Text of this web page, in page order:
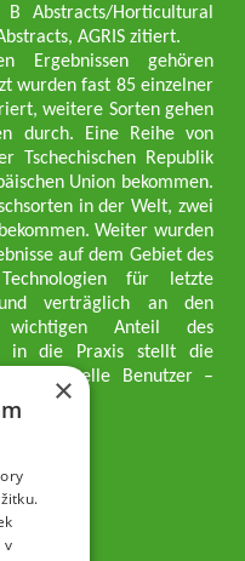
Abstracts/Horticultural
AGRIS zitiert.
Ergebnissen gehören
wurden fast 85 einzelner
weitere Sorten gehen
durch. Eine Reihe von
Tschechischen Republik
Union bekommen.
in der Welt, zwei
Weiter wurden
auf dem Gebiet des
für letzte
verträglich an den
wichtigen Anteil des
in die Praxis stellt die
Benutzer –
wird.
×
v